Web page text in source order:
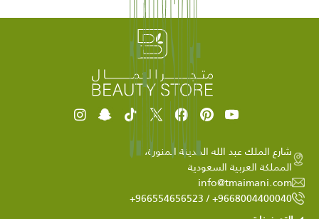
شارع الملك عبد الله المدينة المنورة،
المملكة العربية السعودية
info@tmaimani.com
9668004400040+ / 966554656523+